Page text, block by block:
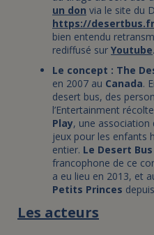
un don via le site du
https://
bien entendu
rediffusé sur Youtube.
Le concept : The
en 2007 au Canada.
desert bus, des
l’Entertainment
Play, une
jeux pour les enfants
entier. Le Desert Bus
francophone de ce
a eu lieu en 2013, et
Petits Princes
Les acteurs